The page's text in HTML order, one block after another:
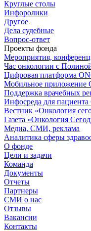
Круглые столы
Инфоролики
Другое
Дела судебные
Вопрос-ответ
Проекты фонда
Мероприятия,
Час онкологии с
Цифровая платформа
Мобильное приложение
Поддержка врачебных
Инфосреда для
Вестник «Онкология
Газета «Онкология
Медиа, СМИ, реклама
Аналитика сферы
О фонде
Цели и задачи
Команда
Документы
Отчеты
Партнеры
СМИ о нас
Отзывы
Вакансии
Контакты